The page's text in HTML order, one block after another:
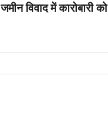
विवाद में कारोबारी को